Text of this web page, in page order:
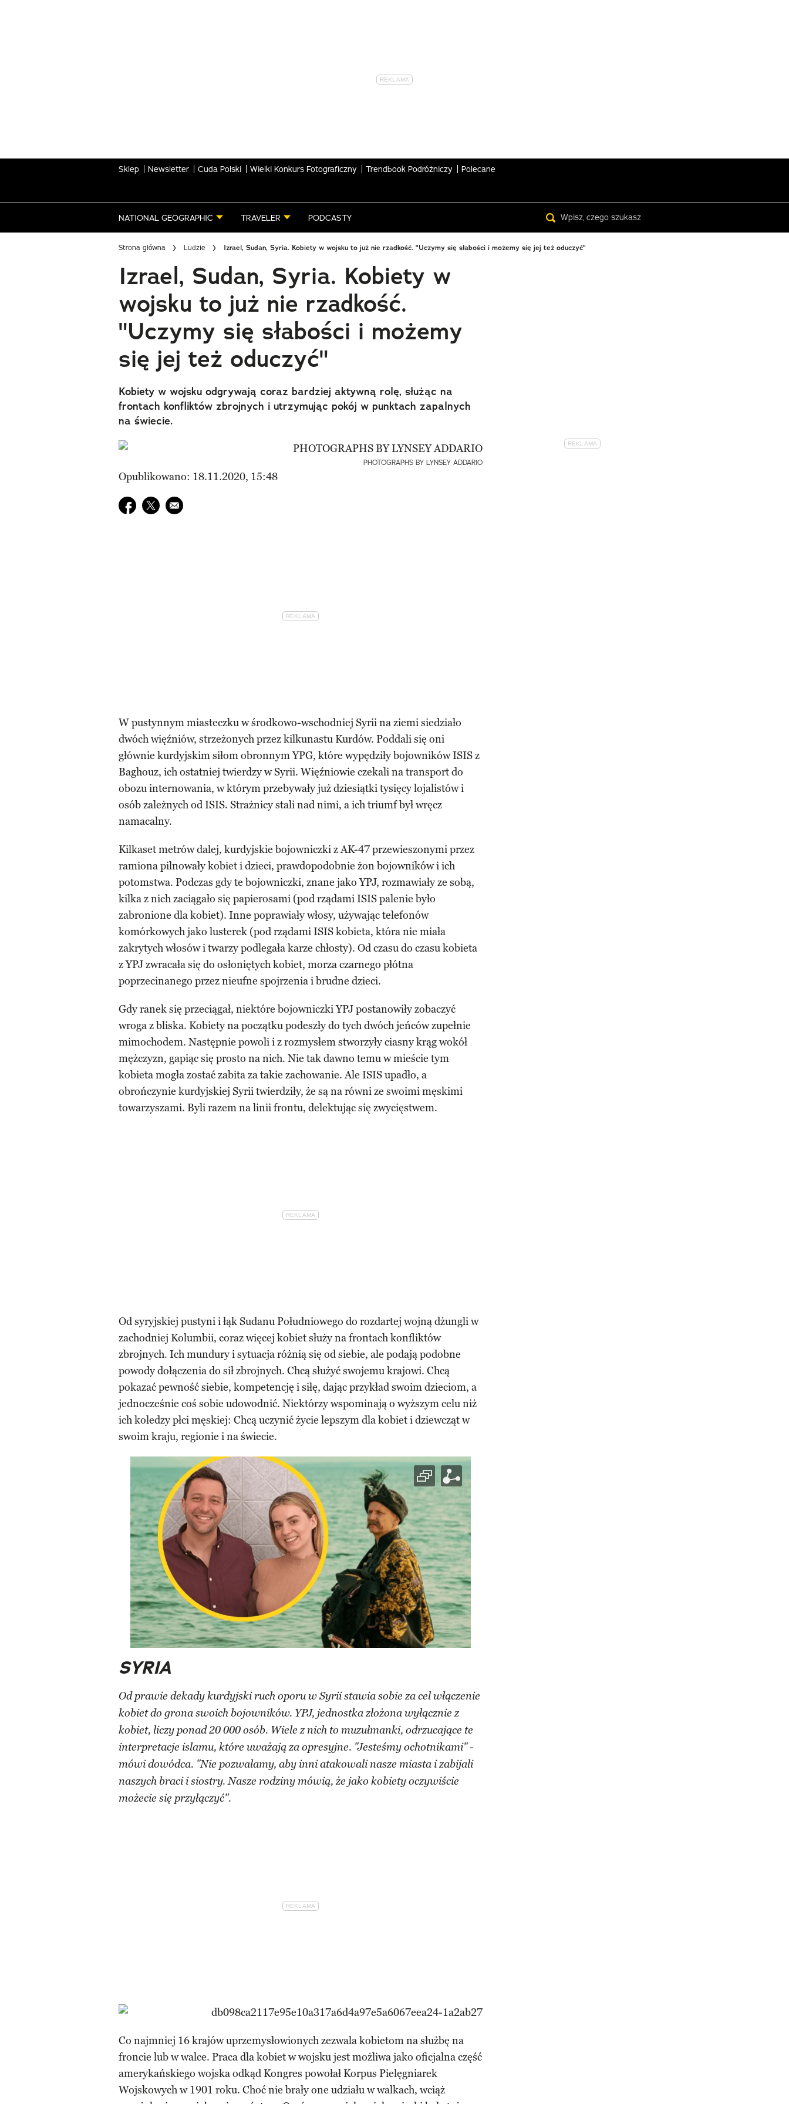
Sklep Newsletter Cuda Polski Wielki Konkurs Fotograficzny Trendbook Podróżniczy Polecane
NATIONAL GEOGRAPHIC TRAVELER PODCASTY
Strona główna Ludzie Izrael, Sudan, Syria. Kobiety w wojsku to już nie rzadkość. "Uczymy się słabości i możemy się jej też oduczyć"
Izrael, Sudan, Syria. Kobiety w
wojsku to już nie rzadkość.
"Uczymy się słabości i możemy
się jej też oduczyć"
Kobiety w wojsku odgrywają coraz bardziej aktywną rolę, służąc na
frontach konfliktów zbrojnych i utrzymując pokój w punktach zapalnych
na świecie.
PHOTOGRAPHS BY LYNSEY ADDARIO
Opublikowano: 18.11.2020, 15:48
Udostępnij na facebook
Udostępnij na twitter
E-mail do przyjaciela
W pustynnym miasteczku w środkowo-wschodniej Syrii na ziemi siedziało
dwóch więźniów, strzeżonych przez kilkunastu Kurdów. Poddali się oni
głównie kurdyjskim siłom obronnym YPG, które wypędziły bojowników ISIS z
Baghouz, ich ostatniej twierdzy w Syrii. Więźniowie czekali na transport do
obozu internowania, w którym przebywały już dziesiątki tysięcy lojalistów i
osób zależnych od ISIS. Strażnicy stali nad nimi, a ich triumf był wręcz
namacalny.
Kilkaset metrów dalej, kurdyjskie bojowniczki z AK-47 przewieszonymi przez
ramiona pilnowały kobiet i dzieci, prawdopodobnie żon bojowników i ich
potomstwa. Podczas gdy te bojowniczki, znane jako YPJ, rozmawiały ze sobą,
kilka z nich zaciągało się papierosami (pod rządami ISIS palenie było
zabronione dla kobiet). Inne poprawiały włosy, używając telefonów
komórkowych jako lusterek (pod rządami ISIS kobieta, która nie miała
zakrytych włosów i twarzy podlegała karze chłosty). Od czasu do czasu kobieta
z YPJ zwracała się do osłoniętych kobiet, morza czarnego płótna
poprzecinanego przez nieufne spojrzenia i brudne dzieci.
Gdy ranek się przeciągał, niektóre bojowniczki YPJ postanowiły zobaczyć
wroga z bliska. Kobiety na początku podeszły do tych dwóch jeńców zupełnie
mimochodem. Następnie powoli i z rozmysłem stworzyły ciasny krąg wokół
mężczyzn, gapiąc się prosto na nich. Nie tak dawno temu w mieście tym
kobieta mogła zostać zabita za takie zachowanie. Ale ISIS upadło, a
obrończynie kurdyjskiej Syrii twierdziły, że są na równi ze swoimi męskimi
towarzyszami. Byli razem na linii frontu, delektując się zwycięstwem.
Od syryjskiej pustyni i łąk Sudanu Południowego do rozdartej wojną dżungli w
zachodniej Kolumbii, coraz więcej kobiet służy na frontach konfliktów
zbrojnych. Ich mundury i sytuacja różnią się od siebie, ale podają podobne
powody dołączenia do sił zbrojnych. Chcą służyć swojemu krajowi. Chcą
pokazać pewność siebie, kompetencję i siłę, dając przykład swoim dzieciom, a
jednocześnie coś sobie udowodnić. Niektórzy wspominają o wyższym celu niż
ich koledzy płci męskiej: Chcą uczynić życie lepszym dla kobiet i dziewcząt w
swoim kraju, regionie i na świecie.
SYRIA
Od prawie dekady kurdyjski ruch oporu w Syrii stawia sobie za cel włączenie
kobiet do grona swoich bojowników. YPJ, jednostka złożona wyłącznie z
kobiet, liczy ponad 20 000 osób. Wiele z nich to muzułmanki, odrzucające te
interpretacje islamu, które uważają za opresyjne. "Jesteśmy ochotnikami" -
mówi dowódca. "Nie pozwalamy, aby inni atakowali nasze miasta i zabijali
naszych braci i siostry. Nasze rodziny mówią, że jako kobiety oczywiście
możecie się przyłączyć".
Co najmniej 16 krajów uprzemysłowionych zezwala kobietom na służbę na
froncie lub w walce. Praca dla kobiet w wojsku jest możliwa jako oficjalna część
amerykańskiego wojska odkąd Kongres powołał Korpus Pielęgniarek
Wojskowych w 1901 roku. Choć nie brały one udziału w walkach, wciąż